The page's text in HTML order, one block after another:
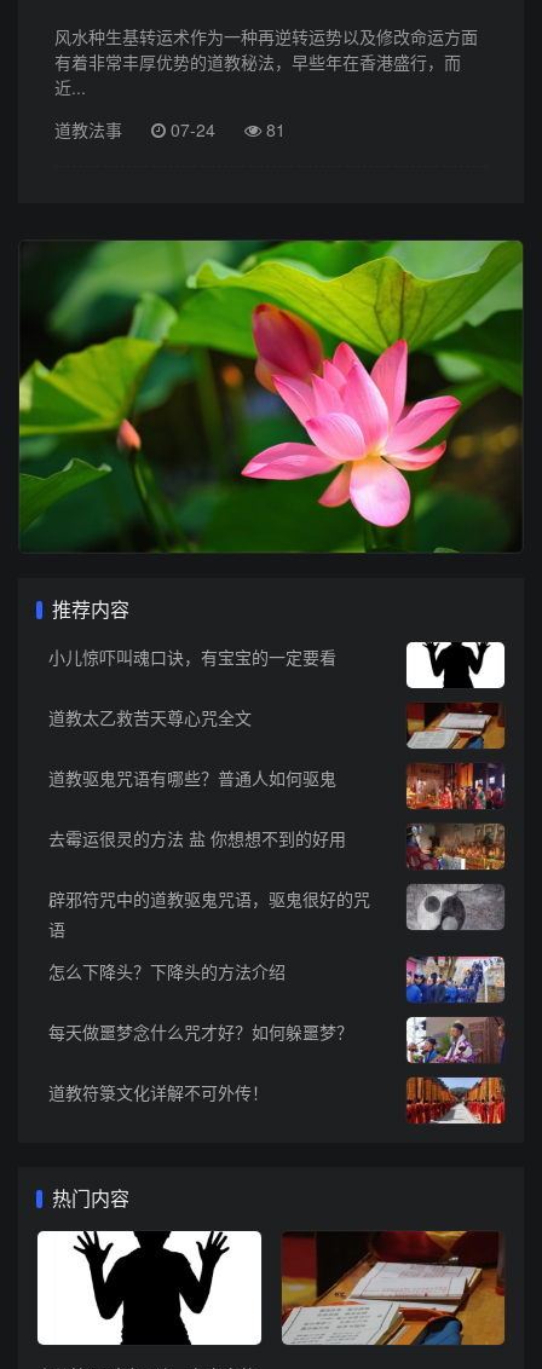
风水种生基转运术作为一种再逆转运势以及修改命运方面
有着非常丰厚优势的道教秘法，早些年在香港盛行，而
近...
道教法事
07-24 81
推荐内容
小儿惊吓叫魂口诀，有宝宝的一定要看
道教太乙救苦天尊心咒全文
道教驱鬼咒语有哪些？普通人如何驱鬼
去霉运很灵的方法 盐 你想想不到的好用
辟邪符咒中的道教驱鬼咒语，驱鬼很好的咒
语
怎么下降头？下降头的方法介绍
每天做噩梦念什么咒才好？如何躲噩梦？
道教符箓文化详解不可外传！
热门内容